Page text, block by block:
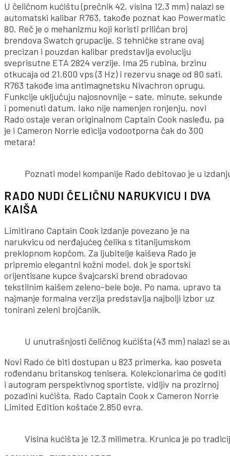
U čeličnom kućištu (prečnik 42, visina 12,3 mm) nalazi se
automatski kalibar R763, takođe poznat kao Powermatic
80. Reč je o mehanizmu koji koristi priličan broj
brendova Swatch grupacije. S tehničke strane ovaj
precizan i pouzdan kalibar predstavlja evoluciju
sveprisutne ETA 2824 verzije. Ima 25 rubina, brzinu
otkucaja od 21.600 vps (3 Hz) i rezervu snage od 80 sati.
R763 takođe ima antimagnetsku Nivachron oprugu.
Funkcije uključuju najosnovnije – sate, minute, sekunde
i pomenuti datum. Iako nije namenjen ronjenju, novi
Rado ostaje veran originalnom Captain Cook nasleđu, pa
je i Cameron Norrie edicija vodootporna čak do 300
metara!
Poznati model kompanije Rado debitovao je u
RADO NUDI ČELIČNU NARUKVICU I DVA
KAIŠA
Limitirano Captain Cook izdanje povezano je na
narukvicu od nerđajućeg čelika s titanijumskom
preklopnom kopčom. Za ljubitelje kaiševa Rado je
pripremio elegantni kožni model, dok je sportski
orijentisane kupce švajcarski brend obradovao
tekstilnim kaišem zeleno-bele boje. Po nama, upravo ta
najmanje formalna verzija predstavlja najbolji izbor uz
tonirani zeleni brojčanik.
U unutrašnjosti čeličnog kućišta (43 mm) nalazi se
Novi Rado će biti dostupan u 823 primerka, kao posveta
rođendanu britanskog tenisera. Kolekcionarima će goditi
i autogram perspektivnog sportiste, vidljiv na prozirnoj
pozadini kućišta. Rado Captain Cook x Cameron Norrie
Limited Edition koštaće 2.850 evra.
Visina kućišta je 12.3 milimetra. Krunica je po